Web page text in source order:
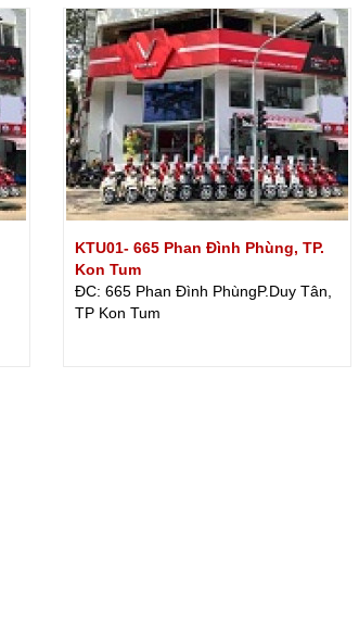
KTU01- 665 Phan Ðình Phùng, TP.
Kon Tum
ĐC: 665 Phan Đình PhùngP.Duy Tân,
TP Kon Tum